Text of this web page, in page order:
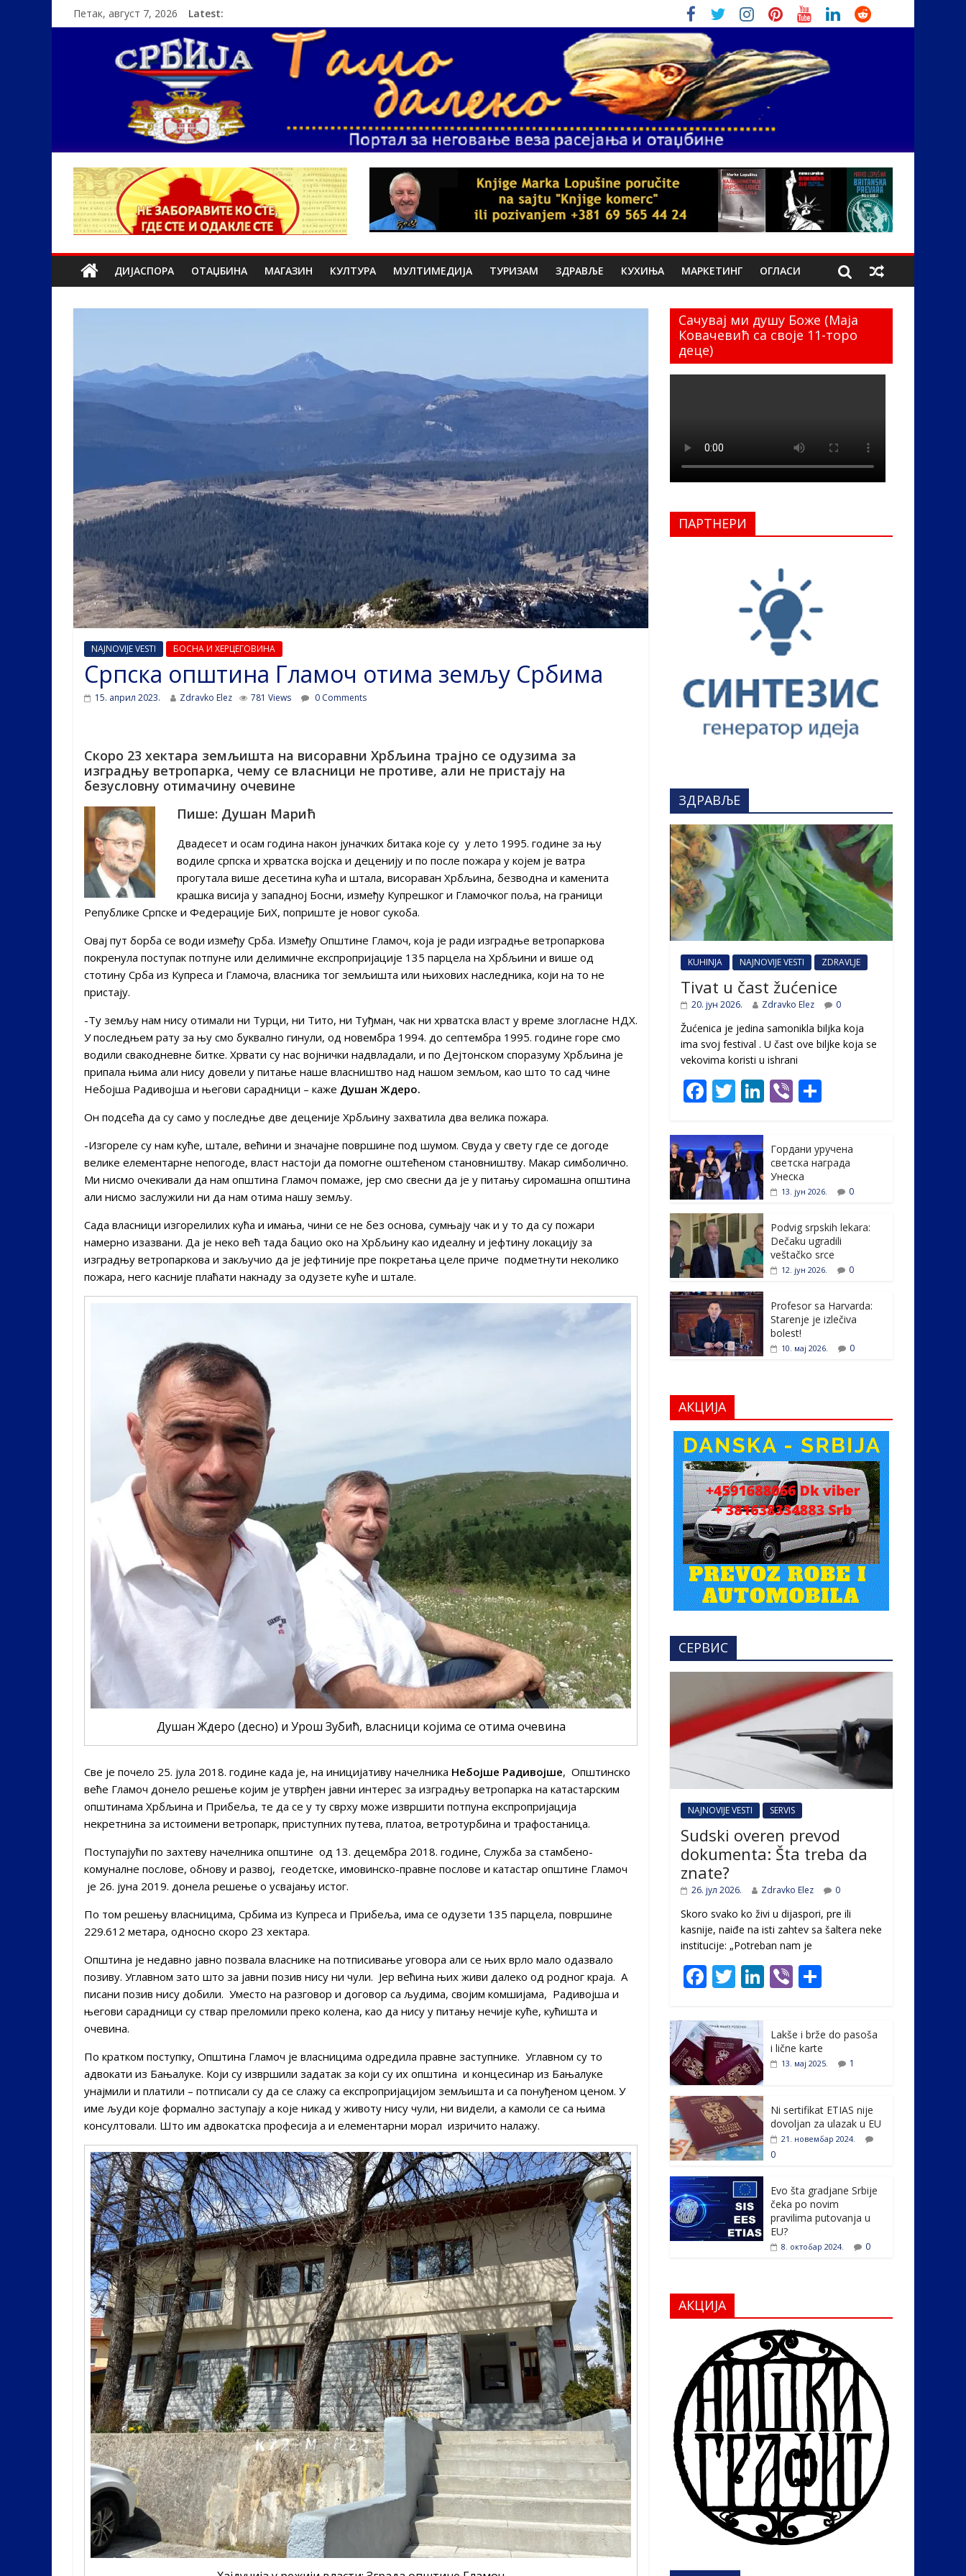
Петак, август 7, 2026 Latest:
ДИЈАСПОРА ОТАЏБИНА МАГАЗИН КУЛТУРА МУЛТИМЕДИЈА ТУРИЗАМ ЗДРАВЉЕ КУХИЊА МАРКЕТИНГ ОГЛАСИ
NAJNOVIJE VESTI БОСНА И ХЕРЦЕГОВИНА
Српска општина Гламоч отима земљу Србима
15. април 2023. Zdravko Elez 781 Views 0 Comments
Скоро 23 хектара земљишта на висоравни Хрбљина трајно се одузима за
изградњу ветропарка, чему се власници не противе, али не пристају на
безусловну отимачину очевине
Пише: Душан Марић
Двадесет и осам година након јуначких битака које су у лето 1995. године за њу
водиле српска и хрватска војска и деценију и по после пожара у којем је ватра
прогутала више десетина кућа и штала, висораван Хрбљина, безводна и каменита
крашка висија у западној Босни, између Купрешког и Гламочког поља, на граници
Републике Српске и Федерације БиХ, поприште је новог сукоба.
Овај пут борба се води између Срба. Између Општине Гламоч, која је ради изградње ветропаркова
покренула поступак потпуне или делимичне експропријације 135 парцела на Хрбљини и више од
стотину Срба из Купреса и Гламоча, власника тог земљишта или њихових наследника, који на то не
пристају.
-Ту земљу нам нису отимали ни Турци, ни Тито, ни Туђман, чак ни хрватска власт у време злогласне НДХ.
У последњем рату за њу смо буквално гинули, од новембра 1994. до септембра 1995. године горе смо
водили свакодневне битке. Хрвати су нас војнички надвладали, и по Дејтонском споразуму Хрбљина је
припала њима али нису довели у питање наше власништво над нашом земљом, као што то сад чине
Небојша Радивојша и његови сарадници – каже Душан Ждеро.
Он подсећа да су само у последње две деценије Хрбљину захватила два велика пожара.
-Изгореле су нам куће, штале, већини и значајне површине под шумом. Свуда у свету где се догоде
велике елементарне непогоде, власт настоји да помогне оштећеном становништву. Макар симболично.
Ми нисмо очекивали да нам општина Гламоч помаже, јер смо свесни да је у питању сиромашна општина
али нисмо заслужили ни да нам отима нашу земљу.
Сада власници изгорелилих кућа и имања, чини се не без основа, сумњају чак и у то да су пожари
намерно изазвани. Да је неко већ тада бацио око на Хрбљину као идеалну и јефтину локацију за
изградњу ветропаркова и закључио да је јефтиније пре покретања целе приче подметнути неколико
пожара, него касније плаћати накнаду за одузете куће и штале.
Душан Ждеро (десно) и Урош Зубић, власници којима се отима очевина
Све је почело 25. јула 2018. године када је, на иницијативу начелника Небојше Радивојше, Општинско
веће Гламоч донело решење којим је утврђен јавни интерес за изградњу ветропарка на катастарским
општинама Хрбљина и Прибеља, те да се у ту сврху може извршити потпуна експропријација
некретнина за истоимени ветропарк, приступних путева, платоа, ветротурбина и трафостаница.
Поступајући по захтеву начелника општине од 13. децембра 2018. године, Служба за стамбено-
комуналне послове, обнову и развој, геодетске, имовинско-правне послове и катастар општине Гламоч
је 26. јуна 2019. донела решење о усвајању истог.
По том решењу власницима, Србима из Купреса и Прибеља, има се одузети 135 парцела, површине
229.612 метара, односно скоро 23 хектара.
Општина је недавно јавно позвала власнике на потписивање уговора али се њих врло мало одазвало
позиву. Углавном зато што за јавни позив нису ни чули. Јер већина њих живи далеко од родног краја. А
писани позив нису добили. Уместо на разговор и договор са људима, својим комшијама, Радивојша и
његови сарадници су ствар преломили преко колена, као да нису у питању нечије куће, кућишта и
очевина.
По кратком поступку, Општина Гламоч је власницима одредила правне заступнике. Углавном су то
адвокати из Бањалуке. Који су извршили задатак за који су их општина и концесинар из Бањалуке
унајмили и платили – потписали су да се слажу са експропријацијом земљишта и са понуђеном ценом. У
име људи које формално заступају а које никад у животу нису чули, ни видели, а камоли се са њима
консултовали. Што им адвокатска професија а и елементарни морал изричито налажу.
Сачувај ми душу Боже (Маја
Ковачевић са своје 11-торо
деце)
ПАРТНЕРИ
ЗДРАВЉЕ
KUHINJA NAJNOVIJE VESTI ZDRAVLJE
Tivat u čast žućenice
20. јун 2026. Zdravko Elez 0
Žućenica je jedina samonikla biljka koja
ima svoj festival . U čast ovе biljke koja se
vekovima koristi u ishrani
F
e
b
o
o
k
T
itt
er
Li
e
dI
n
Vi
e
Гордани уручена
светска награда
Унеска
13. јун 2026. 0
Podvig srpskih lekara:
Dečaku ugradili
veštačko srce
12. јун 2026. 0
Profesor sa Harvarda:
Starenje je izlečiva
bolest!
10. мај 2026. 0
АКЦИЈА
СЕРВИС
NAJNOVIJE VESTI SERVIS
Sudski overen prevod
dokumenta: Šta treba da
znate?
26. јул 2026. Zdravko Elez 0
Skoro svako ko živi u dijaspori, pre ili
kasnije, naiđe na isti zahtev sa šaltera neke
institucije: „Potreban nam je
F
e
b
o
o
k
T
itt
er
Li
e
dI
Vi
er ar
e
Lakše i brže do pasoša
i lične karte
13. мај 2025. 1
Ni sertifikat ETIAS nije
dovoljan za ulazak u EU
21. новембар 2024.
0
Evo šta gradjane Srbije
čeka po novim
pravilima putovanja u
EU?
8. октобар 2024. 0
АКЦИЈА